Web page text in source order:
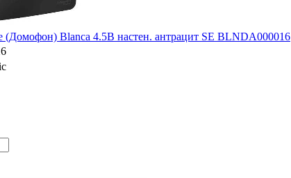
(Домофон) Blanca 4.5В настен. антрацит SE BLNDA000016